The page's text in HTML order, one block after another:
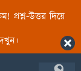
প্রশ্ন-উত্তর দিয়ে